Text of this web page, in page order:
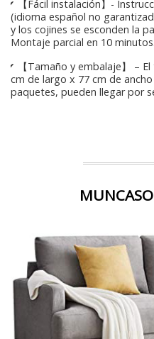
✔ 【Fácil instalación】-
(idioma español no
y los cojines se esconden la
Montaje parcial en 10 minutos.
✔ 【Tamaño y embalaje】 –
cm de largo x 77 cm de
paquetes, pueden llegar por